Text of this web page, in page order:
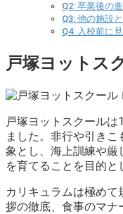
Q2: 卒業後の
Q3: 他の施設
Q4: 入校前に
戸塚ヨットス
戸塚ヨットスクール
ました。非行や引き
象とし、海上訓練や厳
を育てることを目的と
カリキュラムは極め
拶の徹底、食事のマナ